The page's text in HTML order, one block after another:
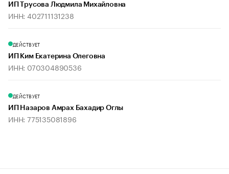
ИП Трусова Людмила Михайловна
ИНН: 402711131238
ДЕЙСТВУЕТ
ИП Ким Екатерина Олеговна
ИНН: 070304890536
ДЕЙСТВУЕТ
ИП Назаров Амрах Бахадир Оглы
ИНН: 775135081896